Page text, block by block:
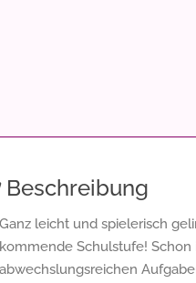
Beschreibung
Ganz leicht und spielerisch
kommende Schulstufe! Schon
abwechslungsreichen